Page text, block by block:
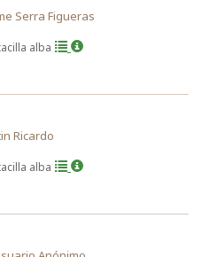
Serra Figueras
alba
Ricardo
alba